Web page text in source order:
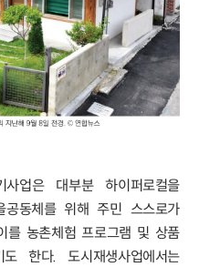
업은 대부분 하이퍼로컬을
동체를 위해 주민 스스로가
를 농촌체험 프로그램 및 상품
한다. 도시재생사업에서는